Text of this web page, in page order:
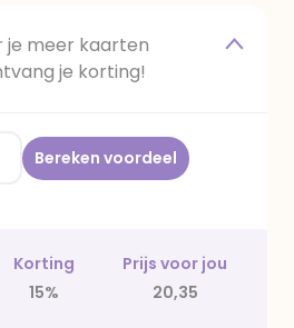
je meer kaarten
je korting!
Bereken voordeel
Korting
Prijs voor jou
15% 20,35